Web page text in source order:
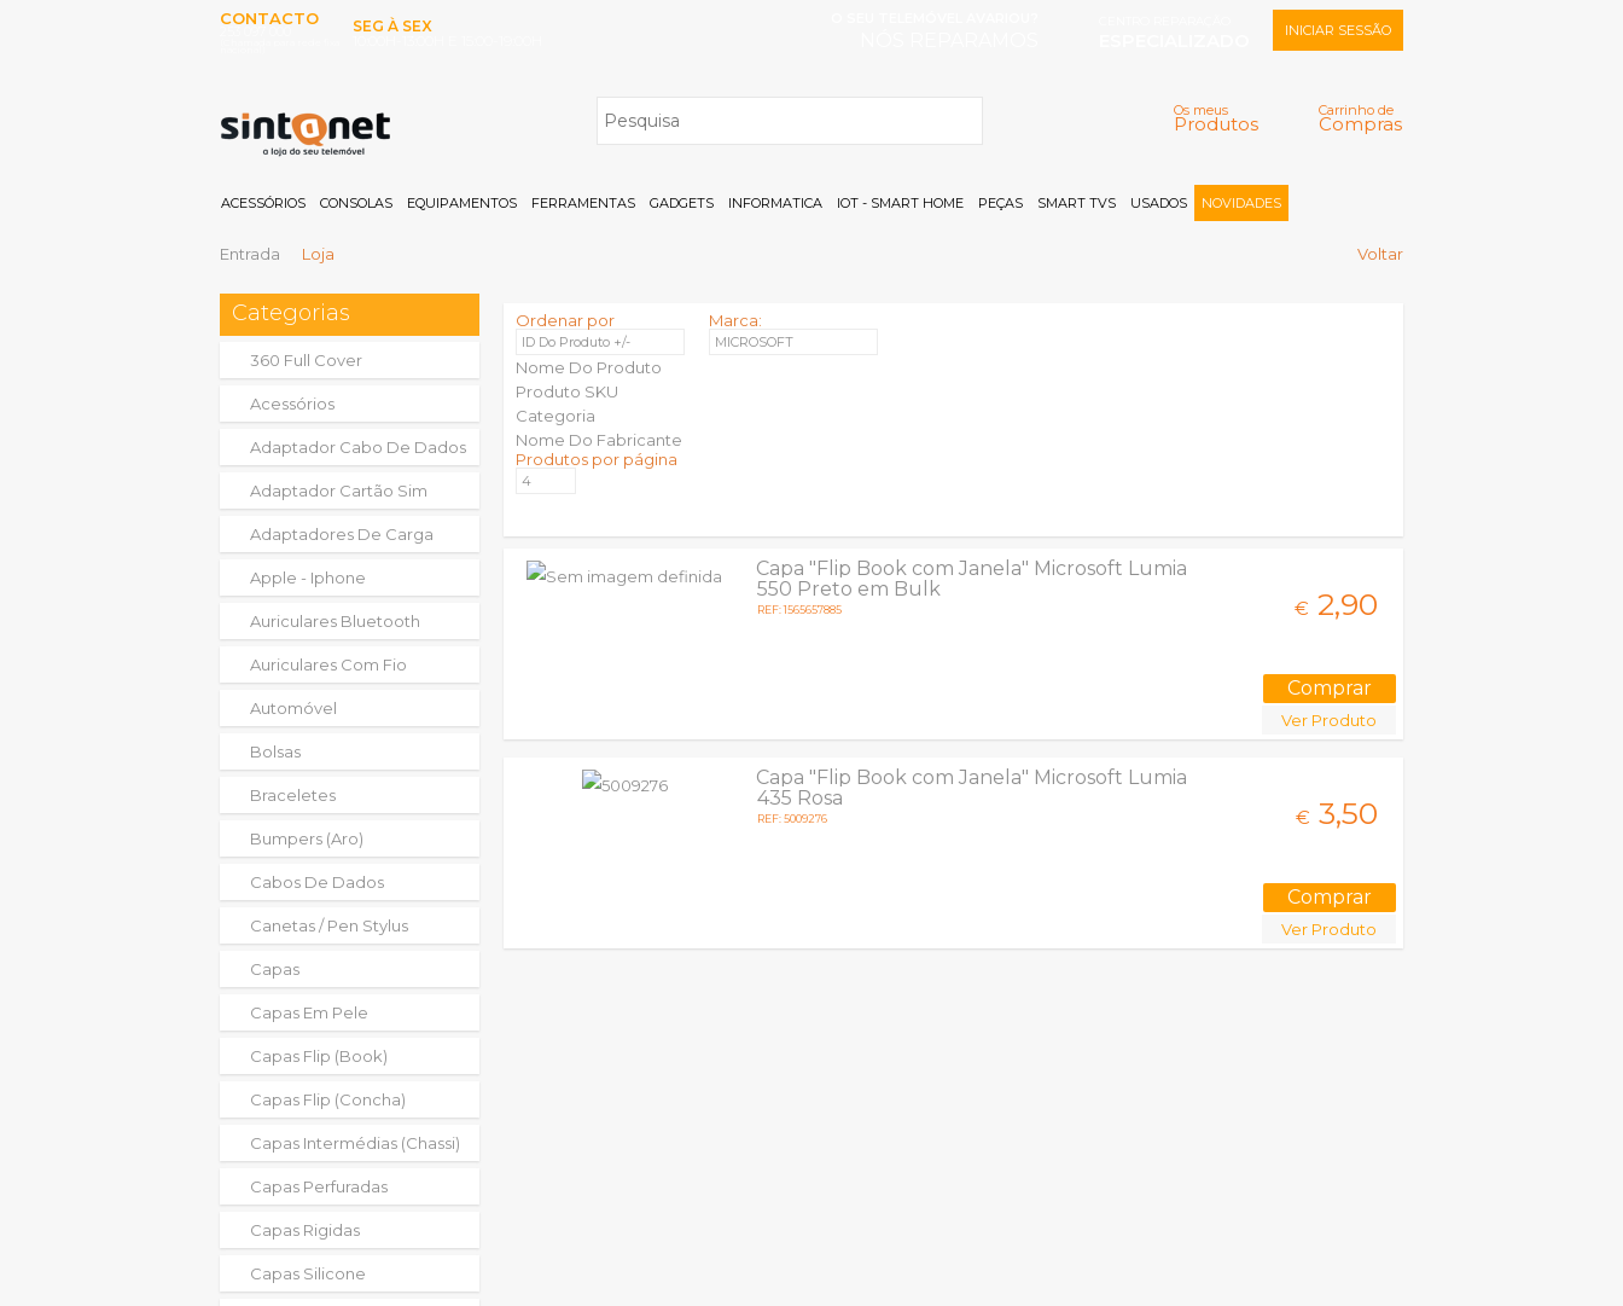
CONTACTO
SEG À SEX
Carrinho de
Compras
Os meus
Produtos
INICIAR SESSÃO
Memorizar
Registar |
ACESSÓRIOS CONSOLAS EQUIPAMENTOS FERRAMENTAS GADGETS INFORMATICA IOT - SMART HOME PEÇAS SMART TVS USADOS NOVIDADES
Entrada Loja Voltar
Categorias
360 Full Cover
Acessórios
Adaptador Cabo De Dados
Adaptador Cartão Sim
Adaptadores De Carga
Apple - Iphone
Auriculares Bluetooth
Auriculares Com Fio
Automóvel
Bolsas
Braceletes
Bumpers (aro)
Cabos De Dados
Canetas / Pen Stylus
Capas
Capas Em Pele
Capas Flip (book)
Capas Flip (concha)
Capas Intermédias (chassi)
Capas Perfuradas
Capas Rigidas
Capas Silicone
Ordenar por
ID Do Produto +/-
Nome Do Produto
Produto SKU
Categoria
Nome Do Fabricante
Marca:
MICROSOFT
Produtos por página
Capa "Flip Book com Janela" Microsoft Lumia
550 Preto em Bulk
REF: 1565657885 € 2,90
Ver Produto
Capa "Flip Book com Janela" Microsoft Lumia
435 Rosa
REF: 5009276 € 3,50
Ver Produto